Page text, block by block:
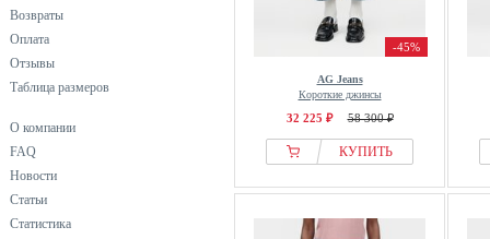
Возвраты
Оплата
Отзывы
Таблица размеров
О компании
FAQ
Новости
Статьи
Статистика
-45%
AG Jeans
Короткие джинсы
32 225 ₽ 58 300 ₽
КУПИТЬ